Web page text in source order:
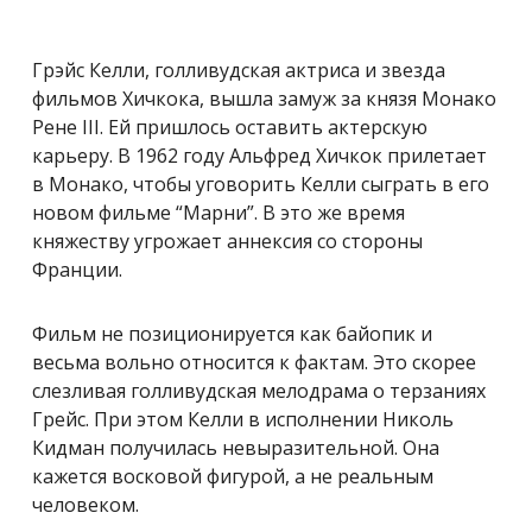
Грэйс Келли, голливудская актриса и звезда
фильмов Хичкока, вышла замуж за князя Монако
Рене III. Ей пришлось оставить актерскую
карьеру. В 1962 году Альфред Хичкок прилетает
в Монако, чтобы уговорить Келли сыграть в его
новом фильме “Марни”. В это же время
княжеству угрожает аннексия со стороны
Франции.
Фильм не позиционируется как байопик и
весьма вольно относится к фактам. Это скорее
слезливая голливудская мелодрама о терзаниях
Грейс. При этом Келли в исполнении Николь
Кидман получилась невыразительной. Она
кажется восковой фигурой, а не реальным
человеком.